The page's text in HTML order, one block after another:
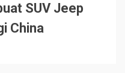
SUV Jeep
China